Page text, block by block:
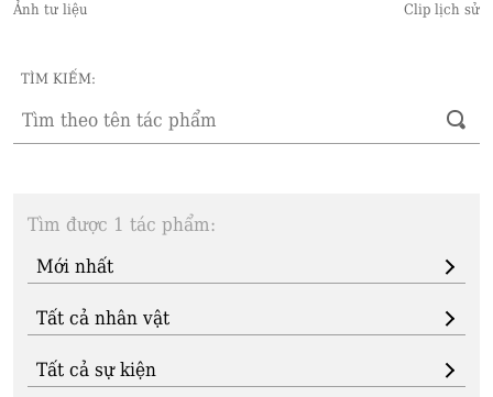
Ảnh tư liệu Clip lịch sử
TÌM KIẾM:
Tìm được 1 tác phẩm: